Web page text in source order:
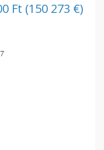
Ft (150 273 €)